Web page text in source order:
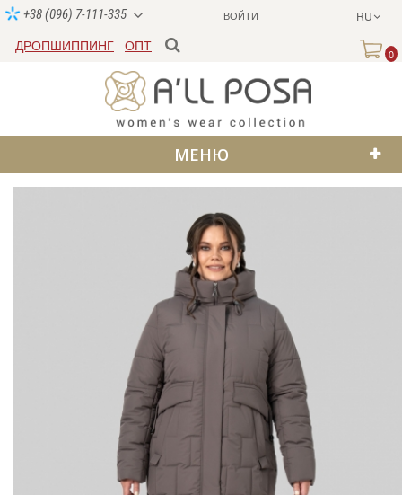
ВОЙТИ RU
+38 (096) 7-111-335
ДРОПШИППИНГ ОПТ
0
МЕНЮ